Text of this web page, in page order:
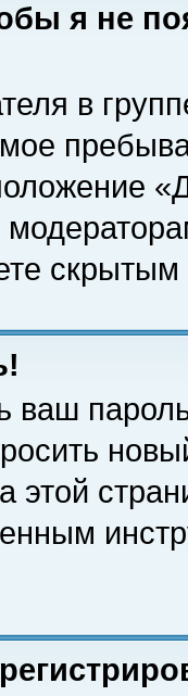
я не
в
скрытым
ваш
этой